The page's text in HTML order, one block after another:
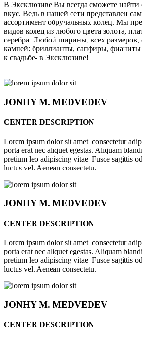
В Эксклюзиве Вы всегда сможете найти
вкус. Ведь в нашей сети представлен
ассортимент обручальных колец. Мы
видов колец из любого цвета золота,
серебра. Любой ширины, всех размеров,
камней: бриллианты, сапфиры, фианиты
к свадьбе- в Эксклюзиве!
JONHYM. MEDVEDEV
CENTER DESCRIPTION
Lorem ipsum dolor sit amet, consectetur
porta erat nec aliquet egestas. Aliquam
pretium leo adipiscing vitae. Fusce sagittis
luctus vel. Aenean consectetu.
JONHYM. MEDVEDEV
CENTER DESCRIPTION
Lorem ipsum dolor sit amet, consectetur
porta erat nec aliquet egestas. Aliquam
pretium leo adipiscing vitae. Fusce sagittis
luctus vel. Aenean consectetu.
JONHYM. MEDVEDEV
CENTER DESCRIPTION